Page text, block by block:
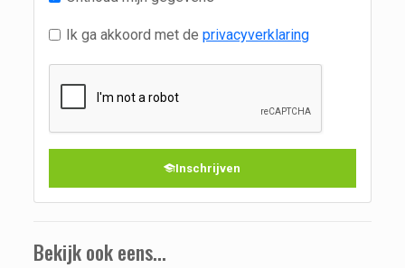
Ik ga akkoord met deprivacyverklaring
Inschrijven
Bekijk ook eens...